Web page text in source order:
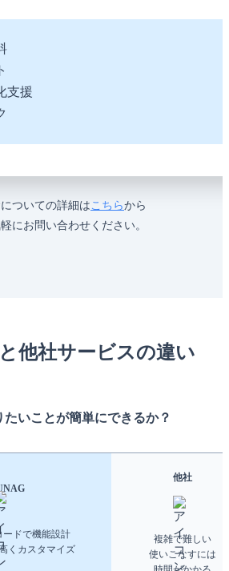
支援
ついての詳細はこちらから
にお問い合わせください。
他社サービスの違い
たいことが簡単にできるか？
他社
複雑で難しい
使いこなすには
ードで機能設計
くカスタマイズ